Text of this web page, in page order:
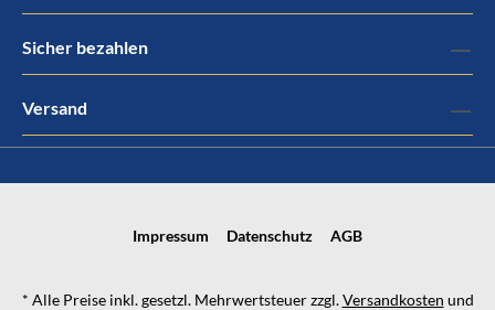
Sicher bezahlen
Versand
Impressum Datenschutz AGB
* Alle Preise inkl. gesetzl. Mehrwertsteuer zzgl.Versandkosten und